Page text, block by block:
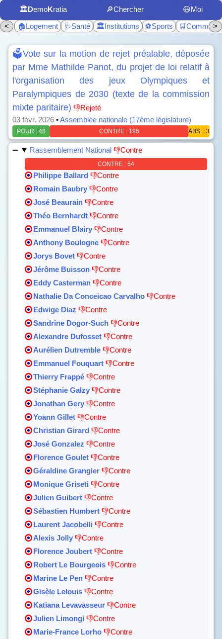
🏛️DemoKratia 🔎Chercher
😃Moi
<
🏠Logement 🩺Santé 🏛️Institutions ⚽Sports >
🗳️Vote sur la motion de rejet préalable, déposée
par Mme Mathilde Panot, du projet de loi relatif à
l'organisation des jeux Olympiques et
Paralympiques de 2030 (texte de la commission
mixte paritaire) 👎Rejeté
03 févr. 2026 •Assemblée nationale (17ème législature)
POUR : 48 CONTRE : 195 ABS. : 3
Rassemblement National 👎Contre
CONTRE : 54
Philippe Ballard 👎Contre
Romain Baubry 👎Contre
José Beaurain 👎Contre
Théo Bernhardt 👎Contre
Emmanuel Blairy 👎Contre
Anthony Boulogne 👎Contre
Jorys Bovet 👎Contre
Jérôme Buisson 👎Contre
Eddy Casterman 👎Contre
Nathalie Da Conceicao Carvalho 👎Contre
Edwige Diaz 👎Contre
Sandrine Dogor-Such 👎Contre
Alexandre Dufosset 👎Contre
Aurélien Dutremble 👎Contre
Emmanuel Fouquart 👎Contre
Thierry Frappé 👎Contre
Stéphanie Galzy 👎Contre
Jonathan Gery 👎Contre
Yoann Gillet 👎Contre
Christian Girard 👎Contre
José Gonzalez 👎Contre
Florence Goulet 👎Contre
Géraldine Grangier 👎Contre
Monique Griseti 👎Contre
Julien Guibert 👎Contre
Sébastien Humbert 👎Contre
Laurent Jacobelli 👎Contre
Alexis Jolly 👎Contre
Florence Joubert 👎Contre
Robert Le Bourgeois 👎Contre
Marine Le Pen 👎Contre
Gisèle Lelouis 👎Contre
Katiana Levavasseur 👎Contre
Julien Limongi 👎Contre
Marie-France Lorho 👎Contre